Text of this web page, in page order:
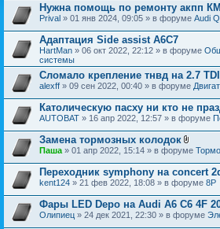
Нужна помощь по ремонту акпп
Prival » 01 янв 2024, 09:05 » в форуме Audi
Адаптация Side assist A6C7
HartMan » 06 окт 2022, 22:12 » в форуме
системы
Сломало крепление тнвд на 2.7 TDI
alexff » 09 сен 2022, 00:40 » в форуме
Католическую пасху ни кто не
AUTOBAT » 16 апр 2022, 12:57 » в форуме
Замена тормозных колодок
В
о
ж
е
н
и
я
Паша » 01 апр 2022, 15:14 » в форуме
Переходник symphony на concert
kent124 » 21 фев 2022, 18:08 » в форуме 8P
Фары LED Depo на Audi A6 C6 4F
Олипиец » 24 дек 2021, 22:30 » в форуме